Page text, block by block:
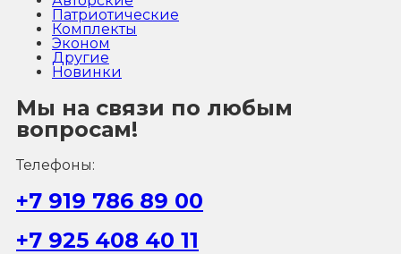
Патриотические
Комплекты
Эконом
Другие
Новинки
Мы на связи по любым
вопросам!
Телефоны:
+7 919 786 89 00
+7 925 408 40 11